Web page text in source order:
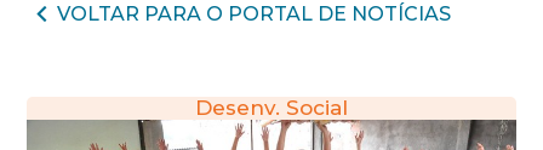
VOLTAR PARA O PORTAL DE NOTÍCIAS
Desenv. Social